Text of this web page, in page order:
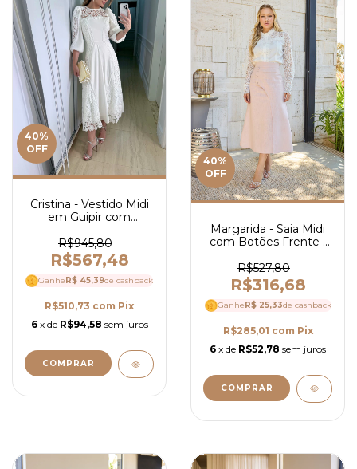
40%
OFF
Cristina - Vestido Midi
em Guipir com
R$945,80
R$567,48
Ganhe R$ 45,39de cashback
R$510,73 com Pix
6 x de R$94,58 sem juros
COMPRAR
40%
OFF
Margarida - Saia Midi
com Botões Frente -
R$527,80
R$316,68
GanheR$ 25,33de cashback
R$285,01 com Pix
6 x de R$52,78 sem juros
COMPRAR